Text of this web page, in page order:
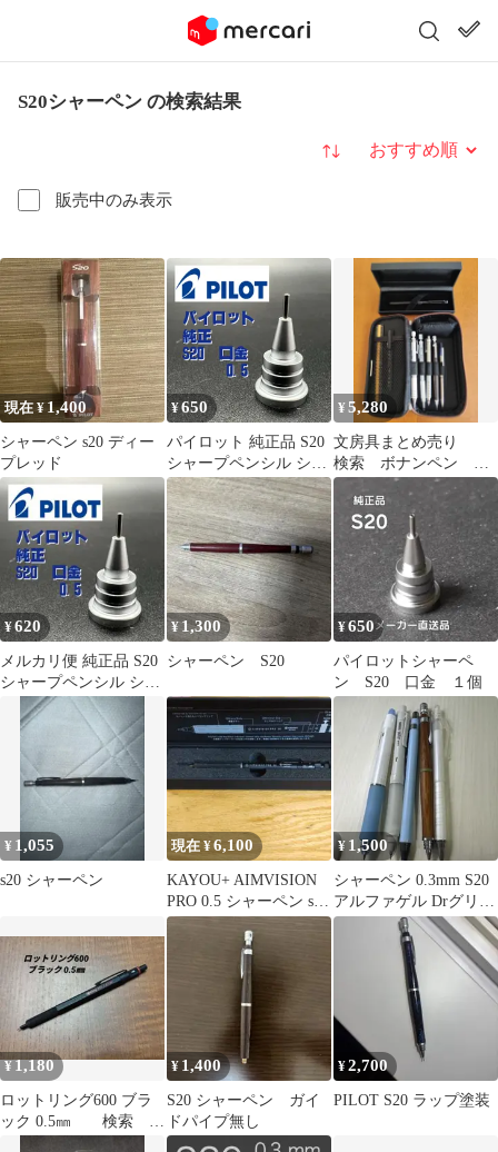
S20シャーペン の検索結果
販売中のみ表示
並び替え
現在 ¥ 1,400
シャーペン s20 ディー
プレッド
¥650
パイロット 純正品 S20
シャープペンシル シャ
ーペン 口金 0.5
¥5,280
文房具まとめ売り
検索 ボナンペン 工
房楔 カヴェコ S20
オレンズ
¥620
メルカリ便 純正品 S20
シャープペンシル シャ
ーペン 口金 0.5
¥1,300
シャーペン S20
¥650
パイロットシャーペ
ン S20 口金 １個
¥ 1,055
s20 シャーペン
現在 ¥6,100
KAYOU+ AIMVISION
PRO 0.5 シャーペン s20
0.5
¥ 1,500
シャーペン 0.3mm S20
アルファゲル Drグリッ
プ
¥1,180
ロットリング600 ブラ
ック 0.5㎜ 検索 カ
ヴェコ S20 ラダイト
¥ 1,400
S20 シャーペン ガイ
ドパイプ無し
¥2,700
PILOT S20 ラップ塗装